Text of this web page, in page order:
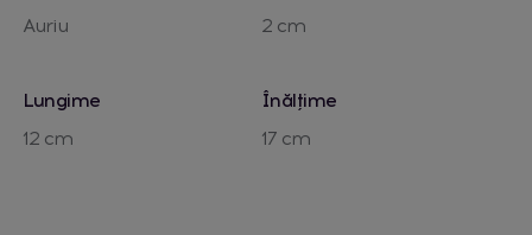
Auriu
2 cm
Lungime
12 cm
Înălțime
17 cm